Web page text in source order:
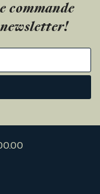
commande